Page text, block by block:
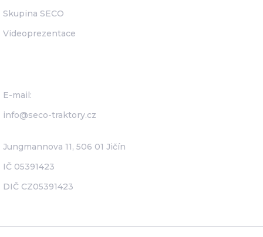
Skupina SECO
Videoprezentace
E-mail:
info@seco-traktory.cz
Jungmannova 11, 506 01 Jičín
IČ 05391423
DIČ CZ05391423